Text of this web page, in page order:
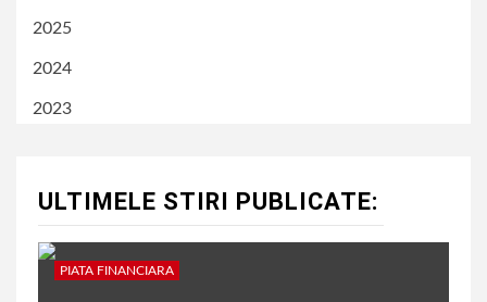
2025
2024
2023
ULTIMELE STIRI PUBLICATE:
PIATA FINANCIARA